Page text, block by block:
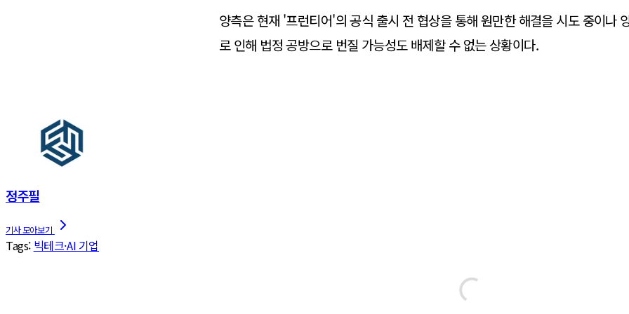
양측은 현재 '프런티어'의 공식 출시 전 협상을 통해 원만한 해결을 시도 중이나
로 인해 법정 공방으로 번질 가능성도 배제할 수 없는 상황이다.
정주필
Tags: 빅테크·AI 기업